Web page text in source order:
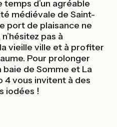
temps d’un agréable
médiévale de Saint-
port de plaisance ne
pas à
vieille ville et à profiter
Pour prolonger
baie de Somme et La
4 vous invitent à des
iodées !